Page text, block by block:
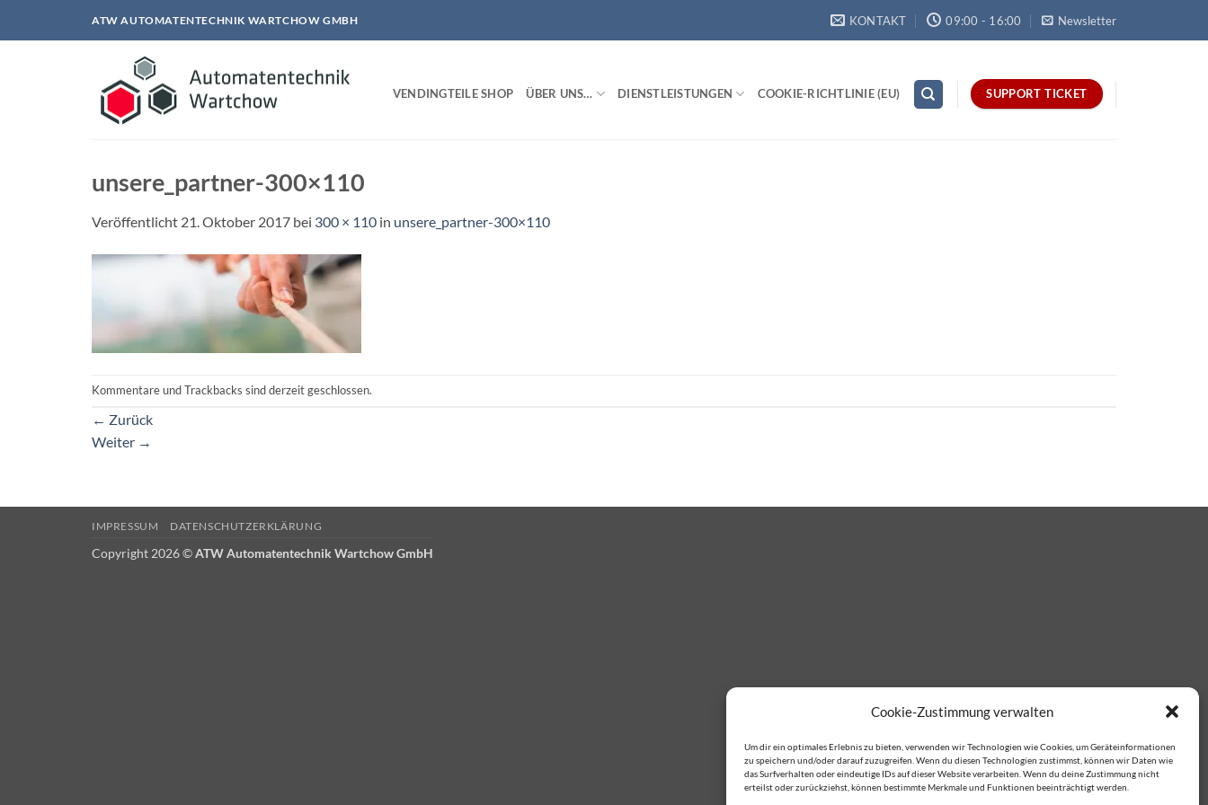
Cookie-Zustimmung verwalten
Um dir ein optimales Erlebnis zu bieten, verwenden wir Technologien wie Cookies, um Geräteinformationen
zu speichern und/oder darauf zuzugreifen. Wenn du diesen Technologien zustimmst, können wir Daten wie
das Surfverhalten oder eindeutige IDs auf dieser Website verarbeiten. Wenn du deine Zustimmung nicht
erteilst oder zurückziehst, können bestimmte Merkmale und Funktionen beeinträchtigt werden.
ATW AUTOMATENTECHNIK WARTCHOW GMBH KONTAKT 09:00 - 16:00 Newsletter
VENDINGTEILE SHOP ÜBER UNS… DIENSTLEISTUNGEN COOKIE-RICHTLINIE (EU) SUPPORT TICKET
unsere_partner-300×110
Veröffentlicht 21. Oktober 2017 bei 300 × 110 in unsere_partner-300×110
Kommentare und Trackbacks sind derzeit geschlossen.
← Zurück
Weiter →
IMPRESSUM DATENSCHUTZERKLÄRUNG
Copyright 2026 ©ATW Automatentechnik Wartchow GmbH